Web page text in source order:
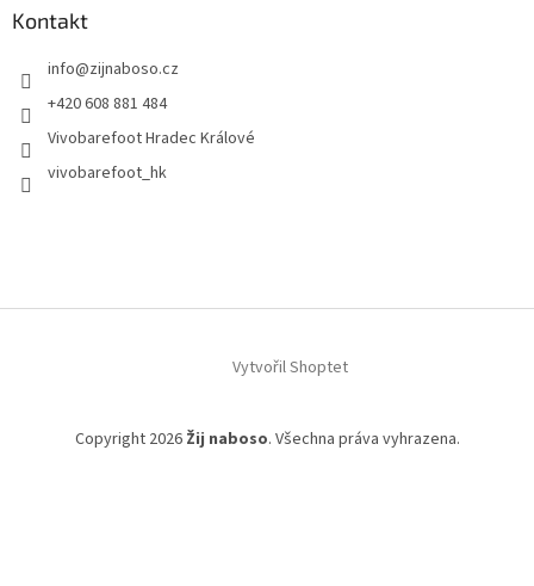
Kontakt
info@zijnaboso.cz
+420 608 881 484
Vivobarefoot Hradec Králové
vivobarefoot_hk
Vytvořil Shoptet
Copyright 2026 Žij naboso. Všechna práva vyhrazena.